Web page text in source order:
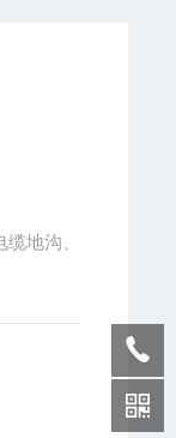
地沟、